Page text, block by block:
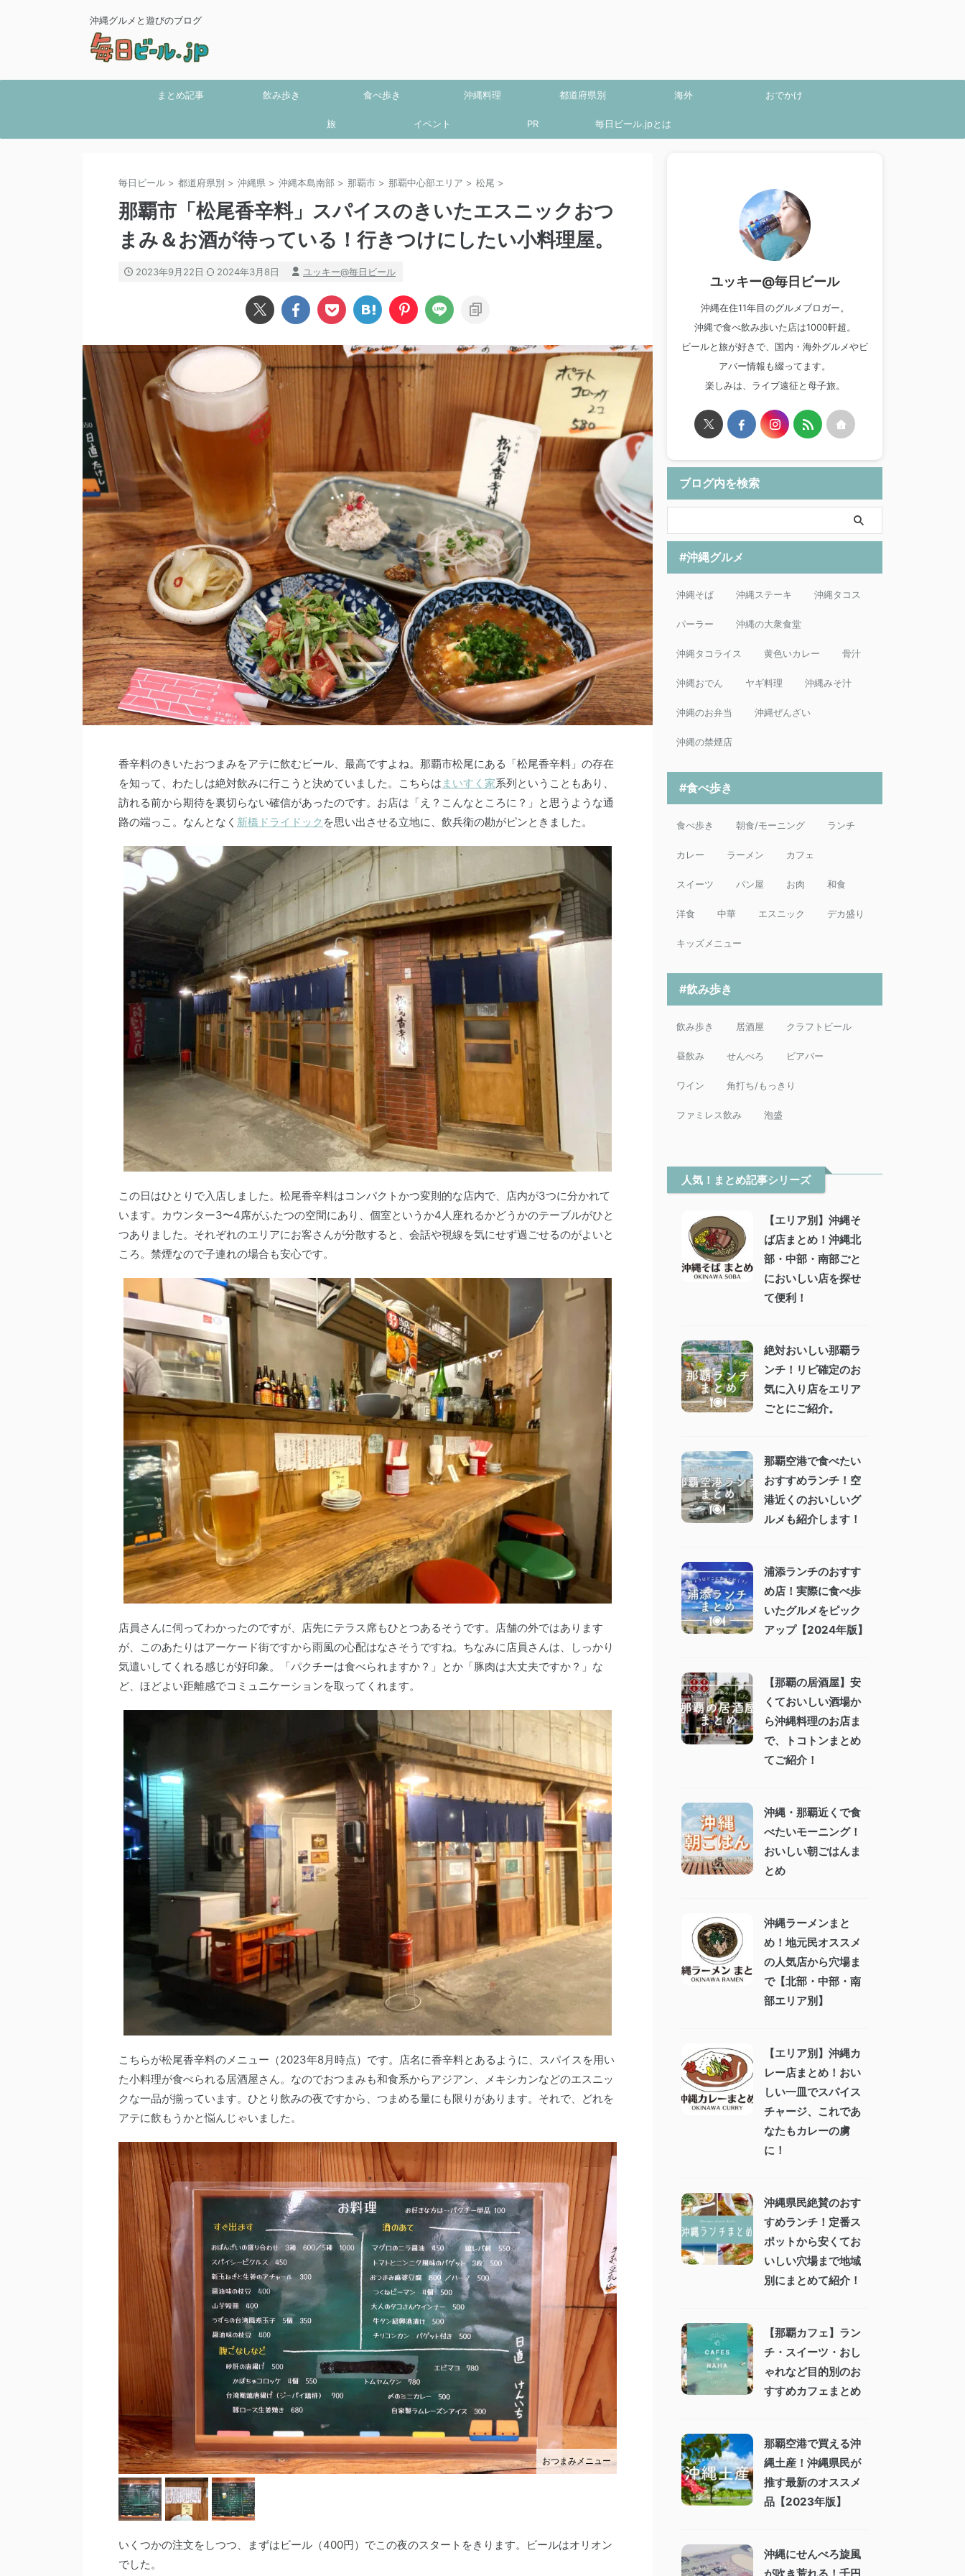
沖縄グルメと遊びのブログ
まとめ記事 飲み歩き 食べ歩き 沖縄料理 都道府県別 海外 おでかけ
旅 イベント PR 毎日ビール.jpとは
毎日ビール > 都道府県別 > 沖縄県 > 沖縄本島南部 > 那覇市 > 那覇中心部エリア > 松尾 >
那覇市「松尾香辛料」スパイスのきいたエスニックおつ
まみ＆お酒が待っている！行きつけにしたい小料理屋。
2023年9月22日 2024年3月8日 ユッキー@毎日ビール
香辛料のきいたおつまみをアテに飲むビール、最高ですよね。那覇市松尾にある「松尾香辛料」の存在
を知って、わたしは絶対飲みに行こうと決めていました。こちらは まいすく家系列ということもあり、
訪れる前から期待を裏切らない確信があったのです。お店は「え？こんなところに？」と思うような通
路の端っこ。なんとなく 新橋ドライドック を思い出させる立地に、飲兵衛の勘がピンときました。
この日はひとりで入店しました。松尾香辛料はコンパクトかつ変則的な店内で、店内が3つに分かれて
います。カウンター3〜4席がふたつの空間にあり、個室というか4人座れるかどうかのテーブルがひと
つありました。それぞれのエリアにお客さんが分散すると、会話や視線を気にせず過ごせるのがよいと
ころ。禁煙なので子連れの場合も安心です。
店員さんに伺ってわかったのですが、店先にテラス席もひとつあるそうです。店舗の外ではあります
が、このあたりはアーケード街ですから雨風の心配はなさそうですね。ちなみに店員さんは、しっかり
気遣いしてくれる感じが好印象。「パクチーは食べられますか？」とか「豚肉は大丈夫ですか？」な
ど、ほどよい距離感でコミュニケーションを取ってくれます。
こちらが松尾香辛料のメニュー（2023年8月時点）です。店名に香辛料とあるように、スパイスを用い
た小料理が食べられる居酒屋さん。なのでおつまみも和食系からアジアン、メキシカンなどのエスニッ
クな一品が揃っています。ひとり飲みの夜ですから、つまめる量にも限りがあります。それで、どれを
アテに飲もうかと悩んじゃいました。
おつまみメニュー
いくつかの注文をしつつ、まずはビール（400円）でこの夜のスタートをきります。ビールはオリオン
でした。
ユッキー@毎日ビール
沖縄在住11年目のグルメブロガー。
沖縄で食べ飲み歩いた店は1000軒超。
ビールと旅が好きで、国内・海外グルメやビ
アバー情報も綴ってます。
楽しみは、ライブ遠征と母子旅。
ブログ内を検索
#沖縄グルメ
沖縄そば 沖縄ステーキ 沖縄タコス
パーラー 沖縄の大衆食堂
沖縄タコライス 黄色いカレー 骨汁
沖縄おでん ヤギ料理 沖縄みそ汁
沖縄のお弁当 沖縄ぜんざい
沖縄の禁煙店
#食べ歩き
食べ歩き 朝食/モーニング ランチ
カレー ラーメン カフェ
スイーツ パン屋 お肉 和食
洋食 中華 エスニック デカ盛り
キッズメニュー
#飲み歩き
飲み歩き 居酒屋 クラフトビール
昼飲み せんべろ ビアバー
ワイン 角打ち/もっきり
ファミレス飲み 泡盛
人気！まとめ記事シリーズ
【エリア別】沖縄そ
ば店まとめ！沖縄北
部・中部・南部ごと
においしい店を探せ
て便利！
絶対おいしい那覇ラ
ンチ！リピ確定のお
気に入り店をエリア
ごとにご紹介。
那覇空港で食べたい
おすすめランチ！空
港近くのおいしいグ
ルメも紹介します！
浦添ランチのおすす
め店！実際に食べ歩
いたグルメをピック
アップ【2024年版】
【那覇の居酒屋】安
くておいしい酒場か
ら沖縄料理のお店ま
で、トコトンまとめ
てご紹介！
沖縄・那覇近くで食
べたいモーニング！
おいしい朝ごはんま
とめ
沖縄ラーメンまと
め！地元民オススメ
の人気店から穴場ま
で【北部・中部・南
部エリア別】
【エリア別】沖縄カ
レー店まとめ！おい
しい一皿でスパイス
チャージ、これであ
なたもカレーの虜
に！
沖縄県民絶賛のおす
すめランチ！定番ス
ポットから安くてお
いしい穴場まで地域
別にまとめて紹介！
【那覇カフェ】ラン
チ・スイーツ・おし
ゃれなど目的別のお
すすめカフェまとめ
那覇空港で買える沖
縄土産！沖縄県民が
推す最新のオススメ
品【2023年版】
沖縄にせんべろ旋風